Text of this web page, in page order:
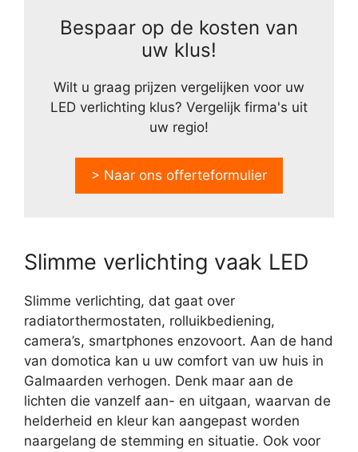
Bespaar op de kosten van
uw klus!
Wilt u graag prijzen vergelijken voor uw
LED verlichting klus? Vergelijk firma's uit
uw regio!
> Naar ons offerteformulier
Slimme verlichting vaak LED
Slimme verlichting, dat gaat over
radiatorthermostaten, rolluikbediening,
camera’s, smartphones enzovoort. Aan de hand
van domotica kan u uw comfort van uw huis in
Galmaarden verhogen. Denk maar aan de
lichten die vanzelf aan- en uitgaan, waarvan de
helderheid en kleur kan aangepast worden
naargelang de stemming en situatie. Ook voor